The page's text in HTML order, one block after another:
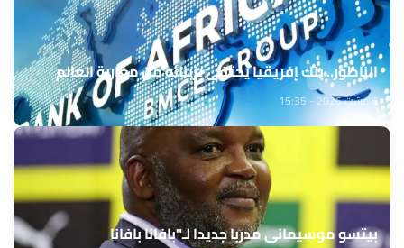
الناظور.. بنك إفريقيا يحتفي بزبنائه من مغاربة العالم
8 غشت 2026 - 15:35
بيتسو موسيماني مدربا جديدا لـ"بافانا بافانا